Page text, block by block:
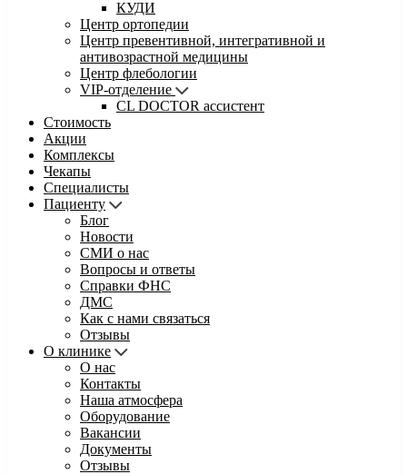
КУДИ
Центр ортопедии
Центр превентивной, интегративной и
антивозрастной медицины
Центр флебологии
VIP-отделение
CL DOCTOR ассистент
Стоимость
Акции
Комплексы
Чекапы
Специалисты
Пациенту
Блог
Новости
СМИ о нас
Вопросы и ответы
Справки ФНС
ДМС
Как с нами связаться
Отзывы
О клинике
О нас
Контакты
Наша атмосфера
Оборудование
Вакансии
Документы
Отзывы